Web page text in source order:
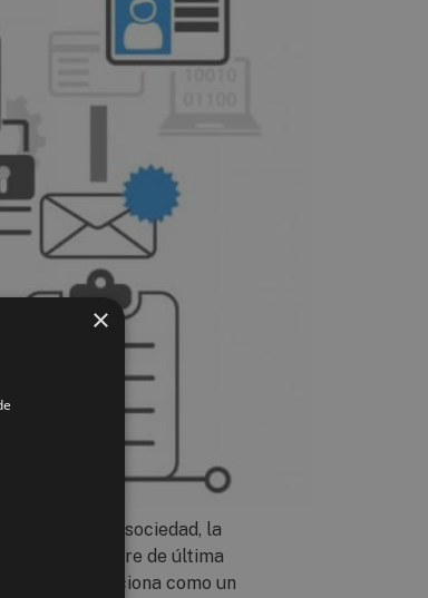
de la sociedad, la
y software de última
se posiciona como un
×